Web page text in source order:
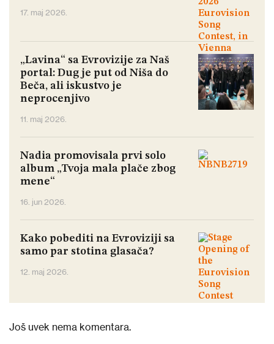
17. maj 2026.
„Lavina“ sa Evrovizije za Naš
portal: Dug je put od Niša do
Beča, ali iskustvo je
neprocenjivo
11. maj 2026.
Nadia promovisala prvi solo
album „Tvoja mala plače zbog
mene“
16. jun 2026.
Kako pobediti na Evroviziji sa
samo par stotina glasača?
12. maj 2026.
Još uvek nema komentara.